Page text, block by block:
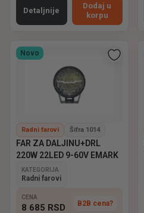
Detaljnije
Dodaj u
korpu
Novo
Radni farovi Šifra 1014
FAR ZA DALJINU+DRL
220W 22LED 9-60V EMARK
KATEGORIJA
Radni farovi
CENA
8 685 RSD B2B cena?